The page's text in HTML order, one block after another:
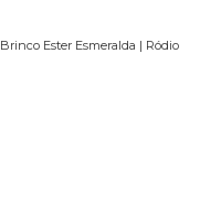
Brinco Ester Esmeralda | Ródio